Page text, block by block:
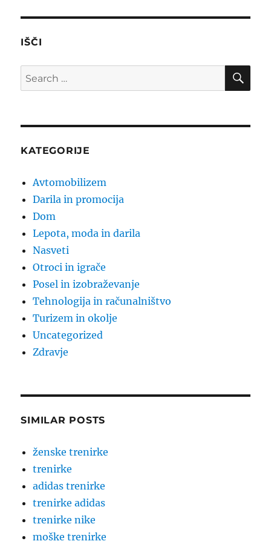
IŠČI
Search
for:
KATEGORIJE
Avtomobilizem
Darila in promocija
Dom
Lepota, moda in darila
Nasveti
Otroci in igrače
Posel in izobraževanje
Tehnologija in računalništvo
Turizem in okolje
Uncategorized
Zdravje
SIMILAR POSTS
ženske trenirke
trenirke
adidas trenirke
trenirke adidas
trenirke nike
moške trenirke